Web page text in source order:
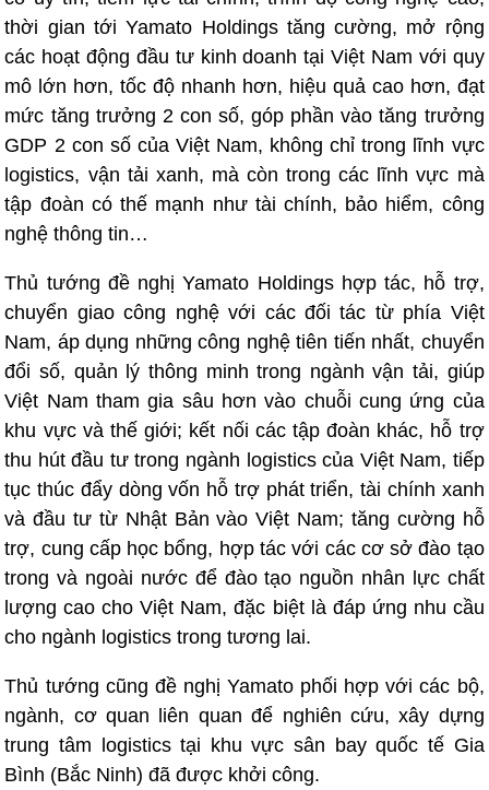
thời gian tới Yamato Holdings tăng cường, mở rộng
các hoạt động đầu tư kinh doanh tại Việt Nam với quy
mô lớn hơn, tốc độ nhanh hơn, hiệu quả cao hơn, đạt
mức tăng trưởng 2 con số, góp phần vào tăng trưởng
GDP 2 con số của Việt Nam, không chỉ trong lĩnh vực
logistics, vận tải xanh, mà còn trong các lĩnh vực mà
tập đoàn có thế mạnh như tài chính, bảo hiểm, công
nghệ thông tin…
Thủ tướng đề nghị Yamato Holdings hợp tác, hỗ trợ,
chuyển giao công nghệ với các đối tác từ phía Việt
Nam, áp dụng những công nghệ tiên tiến nhất, chuyển
đổi số, quản lý thông minh trong ngành vận tải, giúp
Việt Nam tham gia sâu hơn vào chuỗi cung ứng của
khu vực và thế giới; kết nối các tập đoàn khác, hỗ trợ
thu hút đầu tư trong ngành logistics của Việt Nam, tiếp
tục thúc đẩy dòng vốn hỗ trợ phát triển, tài chính xanh
và đầu tư từ Nhật Bản vào Việt Nam; tăng cường hỗ
trợ, cung cấp học bổng, hợp tác với các cơ sở đào tạo
trong và ngoài nước để đào tạo nguồn nhân lực chất
lượng cao cho Việt Nam, đặc biệt là đáp ứng nhu cầu
cho ngành logistics trong tương lai.
Thủ tướng cũng đề nghị Yamato phối hợp với các bộ,
ngành, cơ quan liên quan để nghiên cứu, xây dựng
trung tâm logistics tại khu vực sân bay quốc tế Gia
Bình (Bắc Ninh) đã được khởi công.